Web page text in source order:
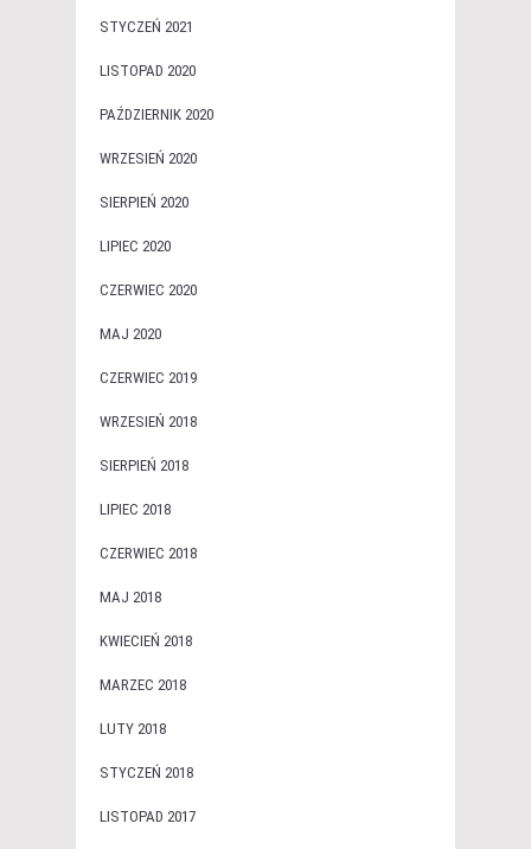
STYCZEŃ 2021
LISTOPAD 2020
PAŹDZIERNIK 2020
WRZESIEŃ 2020
SIERPIEŃ 2020
LIPIEC 2020
CZERWIEC 2020
MAJ 2020
CZERWIEC 2019
WRZESIEŃ 2018
SIERPIEŃ 2018
LIPIEC 2018
CZERWIEC 2018
MAJ 2018
KWIECIEŃ 2018
MARZEC 2018
LUTY 2018
STYCZEŃ 2018
LISTOPAD 2017